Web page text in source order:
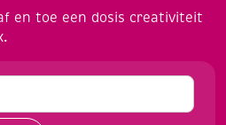
en toe een dosis creativiteit